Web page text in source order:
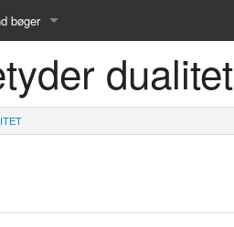
bøger
Bøger
over det danske sprog
dualitet